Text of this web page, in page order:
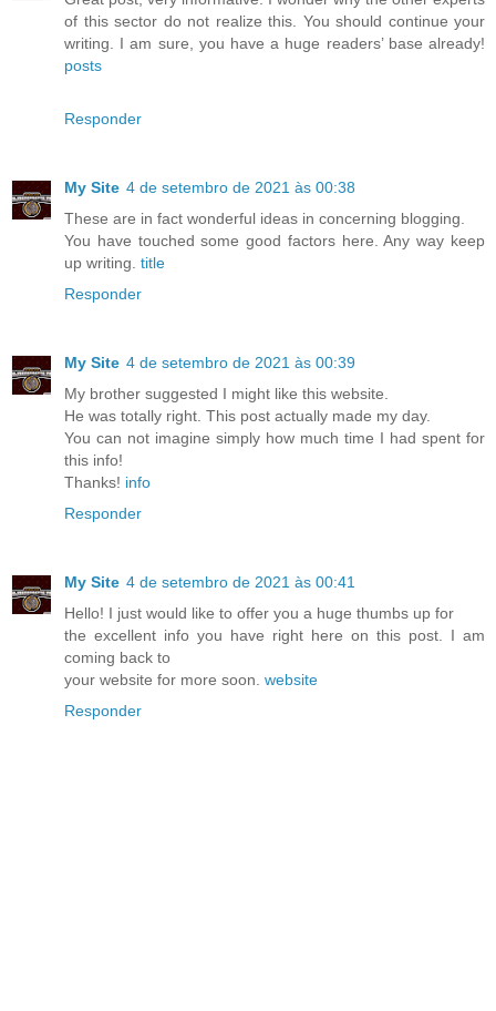
of this sector do not realize this. You should continue your
writing. I am sure, you have a huge readers’ base already!
posts
Responder
My Site 4 de setembro de 2021 às 00:38
These are in fact wonderful ideas in concerning blogging.
You have touched some good factors here. Any way keep
up writing. title
Responder
My Site 4 de setembro de 2021 às 00:39
My brother suggested I might like this website.
He was totally right. This post actually made my day.
You can not imagine simply how much time I had spent for
this info!
Thanks! info
Responder
My Site 4 de setembro de 2021 às 00:41
Hello! I just would like to offer you a huge thumbs up for
the excellent info you have right here on this post. I am
coming back to
your website for more soon. website
Responder